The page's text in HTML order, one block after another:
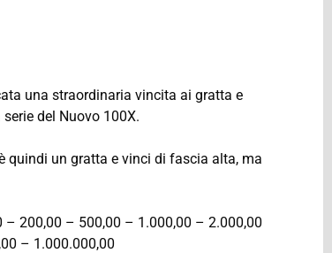
una straordinaria vincita ai gratta e
del Nuovo 100X.
quindi un gratta e vinci di fascia alta, ma
200,00 – 500,00 – 1.000,00 – 2.000,00
– 1.000.000,00